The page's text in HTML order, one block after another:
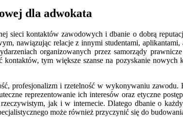
dla adwokata
sieci kontaktów zawodowych i dbanie o dobrą
nawiązując relacje z innymi studentami,
organizowanych przez samorządy
kontaktów, tym większe szanse na pozyskanie
profesjonalizm i rzetelność w wykonywaniu
reprezentowanie ich interesów oraz etyczne
jak i w internecie. Dlatego dbanie o
może również przyczynić się do